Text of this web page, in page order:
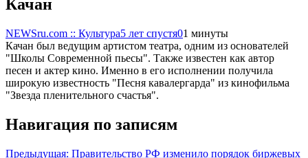
Качан
NEWSru.com :: Культура5 лет спустя01 минуты
Качан был ведущим артистом театра, одним из основателей
"Школы Современной пьесы". Также известен как автор
песен и актер кино. Именно в его исполнении получила
широкую известность "Песня кавалергарда" из кинофильма
"Звезда пленительного счастья".
Навигация по записям
Предыдущая: Правительство РФ изменило порядок биржевых